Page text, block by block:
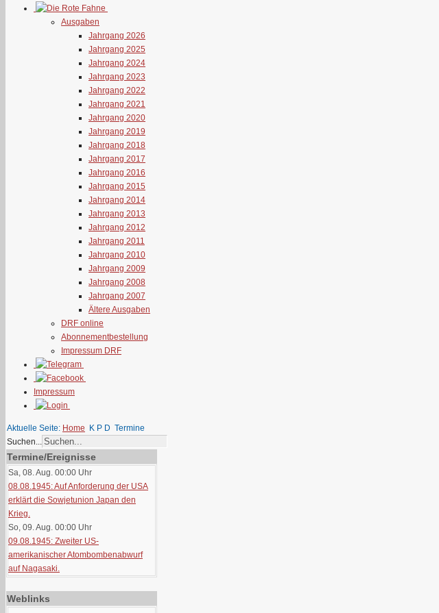
Ausgaben
Jahrgang 2026
Jahrgang 2025
Jahrgang 2024
Jahrgang 2023
Jahrgang 2022
Jahrgang 2021
Jahrgang 2020
Jahrgang 2019
Jahrgang 2018
Jahrgang 2017
Jahrgang 2016
Jahrgang 2015
Jahrgang 2014
Jahrgang 2013
Jahrgang 2012
Jahrgang 2011
Jahrgang 2010
Jahrgang 2009
Jahrgang 2008
Jahrgang 2007
Ältere Ausgaben
DRF online
Abonnementbestellung
Impressum DRF
Impressum
Aktuelle Seite: Home K P D Termine
Suchen...
Termine/Ereignisse
Sa, 08. Aug. 00:00 Uhr
08.08.1945: Auf Anforderung der USA
erklärt die Sowjetunion Japan den
Krieg.
So, 09. Aug. 00:00 Uhr
09.08.1945: Zweiter US-
amerikanischer Atombombenabwurf
auf Nagasaki.
Weblinks